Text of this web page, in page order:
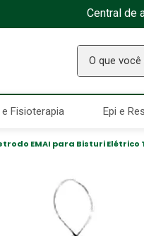
Central de
O que você
Fisioterapia Epi e
EMAI para Bisturi Elétrico
TERMOS
2º